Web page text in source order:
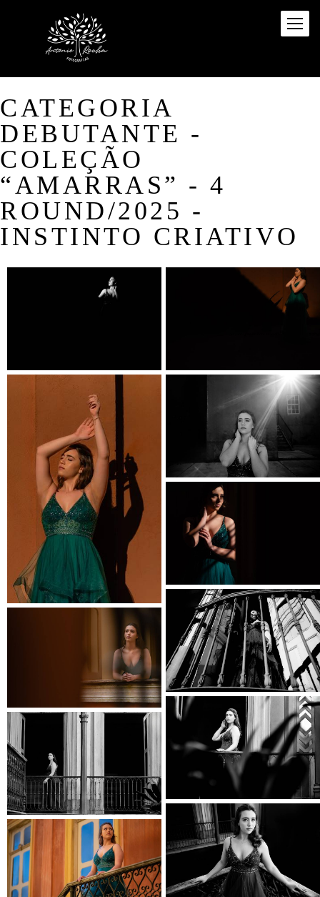
CATEGORIA
DEBUTANTE -
COLEÇÃO
“AMARRAS” - 4
ROUND/2025 -
INSTINTO CRIATIVO